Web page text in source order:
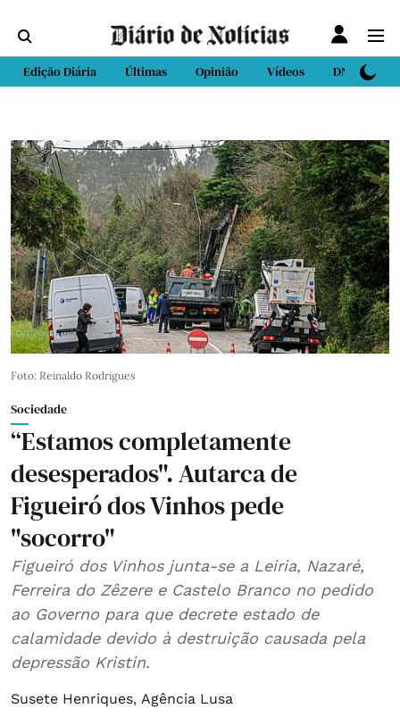
Edição Diária Últimas Opinião Vídeos DN Sport
Foto: Reinaldo Rodrigues
Sociedade
“Estamos completamente
desesperados". Autarca de
Figueiró dos Vinhos pede
"socorro"
Figueiró dos Vinhos junta-se a Leiria, Nazaré,
Ferreira do Zêzere e Castelo Branco no pedido
ao Governo para que decrete estado de
calamidade devido à destruição causada pela
depressão Kristin.
Susete Henriques, Agência Lusa